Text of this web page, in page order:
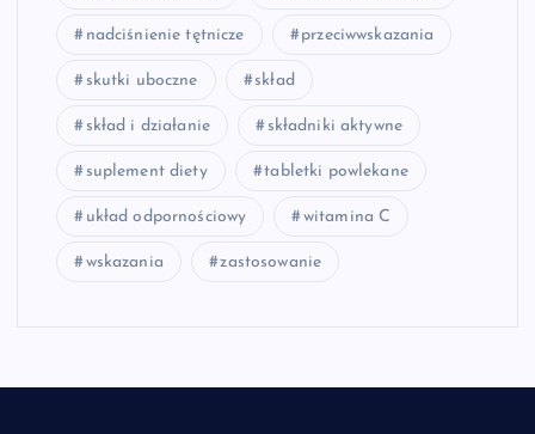
nadciśnienie tętnicze przeciwwskazania
skutki uboczne skład
skład i działanie składniki aktywne
suplement diety tabletki powlekane
układ odpornościowy witamina C
wskazania zastosowanie